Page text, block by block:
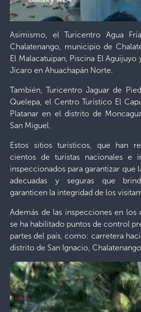
Asimismo, el Turicentro Agua
Chalatenango, municipio de
El Malacatuipan, Piscina El
Jícaro en Ahuachapán Norte.
También, Turicentro Jaguar de
Quelepa, el Centro Turístico El
Platanar en el distrito de
San Miguel.
Estos sitios turísticos, que han
cientos de turistas nacionales e
inspeccionados para garantizar que
adecuadas y seguras que
garanticen la integridad de los
Además de las inspecciones en los
se ha habilitado puntos de control
partes del país, como: carretera
distrito de San Ignacio,